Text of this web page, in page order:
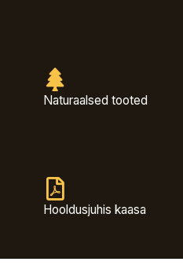
Naturaalsed tooted
Hooldusjuhis kaasa